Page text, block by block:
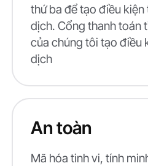
thứ ba để tạo điều
dịch. Cổng thanh toán
của chúng tôi tạo điều
dịch
An toàn
Mã hóa tinh vi, tính